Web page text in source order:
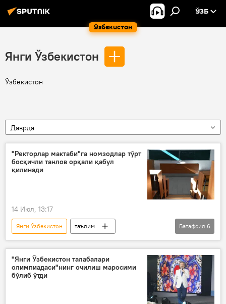
Ўзбекистон
ЎЗБ
Янги Ўзбекистон
Ўзбекистон
Даврда
"Ректорлар мактаби"га номзодлар тўрт
босқичли танлов орқали қабул
қилинади
14 Июл, 13:17
Янги Ўзбекистон
таълим
олий таълим муассасалари
ОТМ
танлов
Ўзбекистон
янги қонун
Жамият
Батафсил 6
"Янги Ўзбекистон талабалари
олимпиадаси"нинг очилиш маросими
бўлиб ўтди